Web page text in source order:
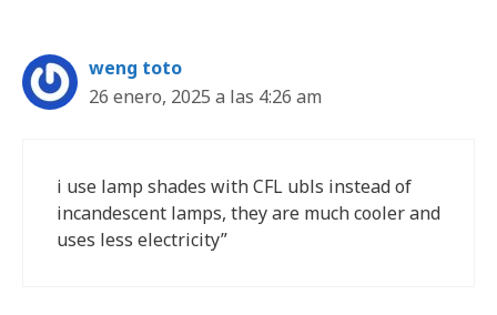
weng toto
26 enero, 2025 a las 4:26 am
i use lamp shades with CFL ubls instead of
incandescent lamps, they are much cooler and
uses less electricity”